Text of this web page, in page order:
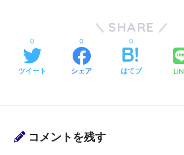
SHARE
ツイート
0
シェア
0
はてブ
0
コメントを残す